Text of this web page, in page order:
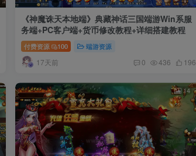
《神魔诛天本地端》典藏神话三国端游Win系服
务端+PC客户端+货币修改教程+详细搭建教程
付费资源 100 端游资源
17天前 0 436 196
14